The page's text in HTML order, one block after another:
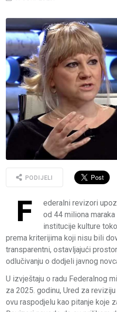
PODIJELI
F
ederalni revizori
od 44 miliona
institucije kulture
prema kriterijima koji nisu bili
transparentni, ostavljajući
odlučivanju o dodjeli javnog
U izvještaju o radu Federalnog
za 2025. godinu, Ured za
ovu raspodjelu kao pitanje koje